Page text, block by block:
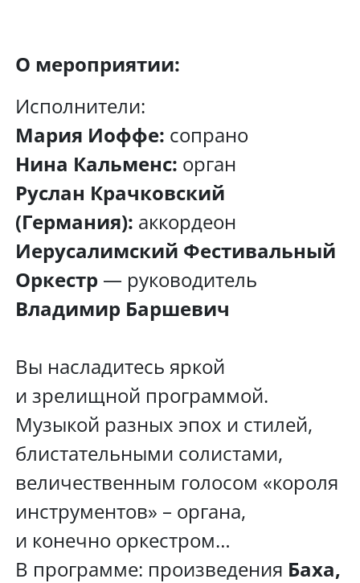
О мероприятии:
Исполнители:
Мария Иоффе: сопрано
Нина Кальменс: орган
Руслан Крачковский
(Германия): аккордеон
Иерусалимский Фестивальный
Оркестр — руководитель
Владимир Баршевич
Вы насладитесь яркой
и зрелищной программой.
Музыкой разных эпох и стилей,
блистательными солистами,
величественным голосом «короля
инструментов» – органа,
и конечно оркестром…
В программе: произведения Баха,